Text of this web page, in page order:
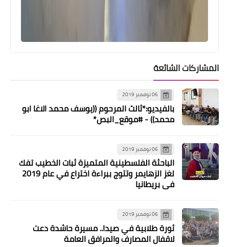
أخبار متنوعة
شهدت أسعار المحروقات ارتفاعاً كبيرًا،
وجاءت على الشّكل الآتي:
المشاركات الشائعة
06 نوفمبر 2019
بالفيديو:*ثالث المرحوم ((يوسف محمد الاغا ابو
محمد)) - #موقع_البص*
06 نوفمبر 2019
الباحثة الفلسطينية المتميزة ثبات الخطيب تفك
لغز الزهايمر وتتوج ببراءة اختراع في عام 2019
في بريطانيا
06 نوفمبر 2019
ثورة طلابية في صيدا.. مسيرة حاشدة دعت
لاقفال المصارف والمرافق العامة